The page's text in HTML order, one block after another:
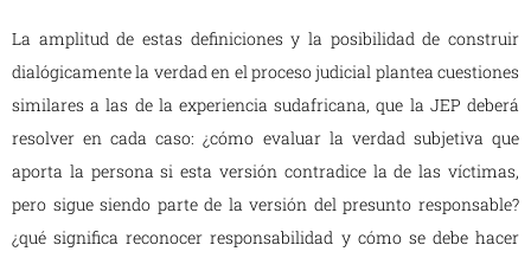
La amplitud de estas definiciones y la posibilidad de construir
dialógicamente la verdad en el proceso judicial plantea cuestiones
similares a las de la experiencia sudafricana, que la JEP deberá
resolver en cada caso: ¿cómo evaluar la verdad subjetiva que
aporta la persona si esta versión contradice la de las víctimas,
pero sigue siendo parte de la versión del presunto responsable?
¿qué significa reconocer responsabilidad y cómo se debe hacer